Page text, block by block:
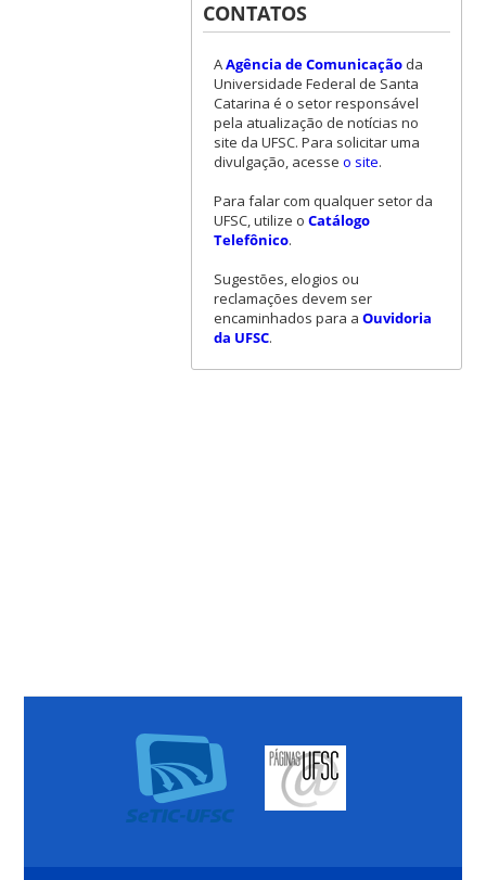
CONTATOS
AAgência de Comunicaçãoda
Universidade Federal de Santa
Catarina é o setor responsável
pela atualização de notícias no
site da UFSC. Para solicitar uma
divulgação, acesse o site.
Para falar com qualquer setor da
UFSC, utilize o Catálogo
Telefônico.
Sugestões, elogios ou
reclamações devem ser
encaminhados para a Ouvidoria
da UFSC.